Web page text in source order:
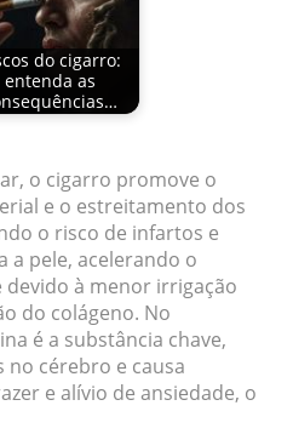
do cigarro:
entenda as
o cigarro promove o
e o estreitamento dos
o risco de infartos e
a pele, acelerando o
à menor irrigação
do colágeno. No
é a substância chave,
cérebro e causa
e alívio de ansiedade, o